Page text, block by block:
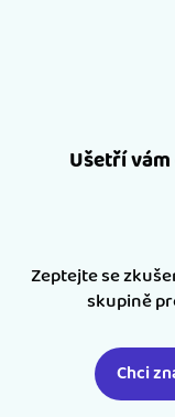
Ušetří
Zeptejte se
skupině
Chci